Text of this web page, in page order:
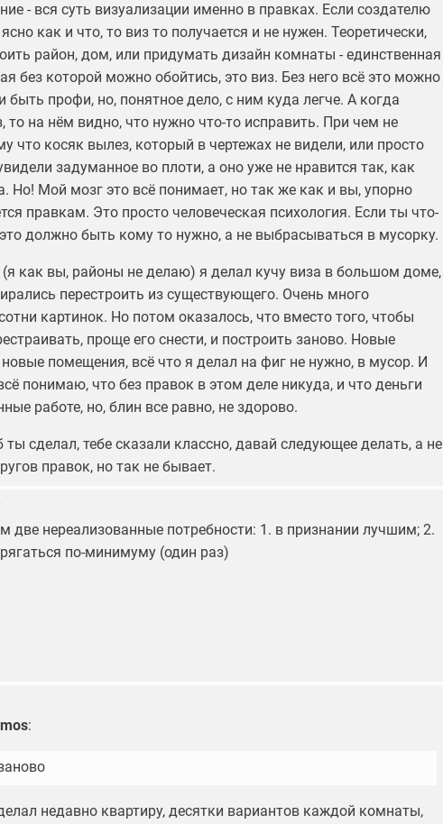
- вся суть визуализации именно в правках. Если создателю
как и что, то виз то получается и не нужен. Теоретически,
район, дом, или придумать дизайн комнаты - единственная
без которой можно обойтись, это виз. Без него всё это можно
быть профи, но, понятное дело, с ним куда легче. А когда
то на нём видно, что нужно что-то исправить. При чем не
что косяк вылез, который в чертежах не видели, или просто
задуманное во плоти, а оно уже не нравится так, как
Но! Мой мозг это всё понимает, но так же как и вы, упорно
правкам. Это просто человеческая психология. Если ты что-
должно быть кому то нужно, а не выбрасываться в мусорку.
(я как вы, районы не делаю) я делал кучу виза в большом доме,
перестроить из существующего. Очень много
картинок. Но потом оказалось, что вместо того, чтобы
проще его снести, и построить заново. Новые
помещения, всё что я делал на фиг не нужно, в мусор. И
понимаю, что без правок в этом деле никуда, и что деньги
работе, но, блин все равно, не здорово.
ты сделал, тебе сказали классно, давай следующее делать, а не
правок, но так не бывает.
две нереализованные потребности: 1. в признании лучшим; 2.
по-минимуму (один раз)
:
недавно квартиру, десятки вариантов каждой комнаты,